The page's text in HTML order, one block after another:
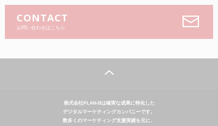
CONTACT
お問い合わせはこちら
株式会社PLAN-Bは確実な成果に特化した
デジタルマーケティングカンパニーです。
数多くのマーケティング支援実績を元に、